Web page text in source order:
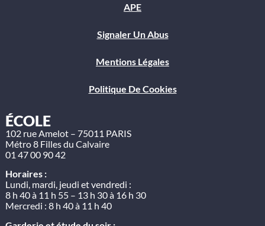
APE
Signaler Un Abus
Mentions Légales
Politique De Cookies
ÉCOLE
102 rue Amelot – 75011 PARIS
Métro 8 Filles du Calvaire
01 47 00 90 42
Horaires :
Lundi, mardi, jeudi et vendredi :
8 h 40 à 11 h 55 – 13 h 30 à 16 h 30
Mercredi : 8 h 40 à 11 h 40